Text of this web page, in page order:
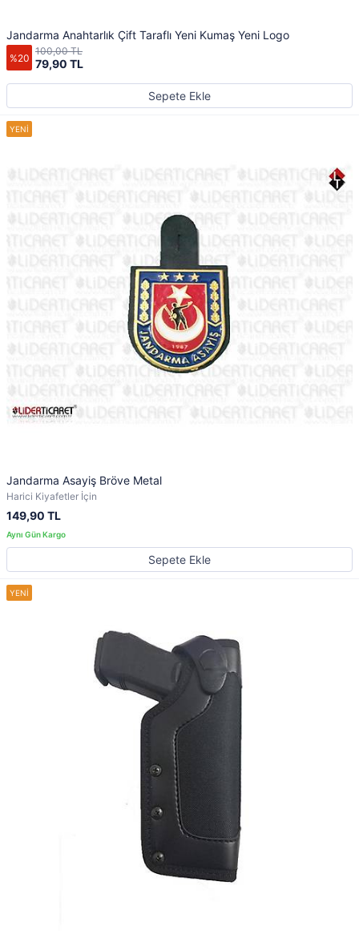
Jandarma Anahtarlık Çift Taraflı Yeni Kumaş Yeni Logo
%20 79,90 TL
100,00 TL
Sepete Ekle
Jandarma Asayiş Bröve Metal
Harici Kiyafetler İçin
149,90 TL
Sepete Ekle